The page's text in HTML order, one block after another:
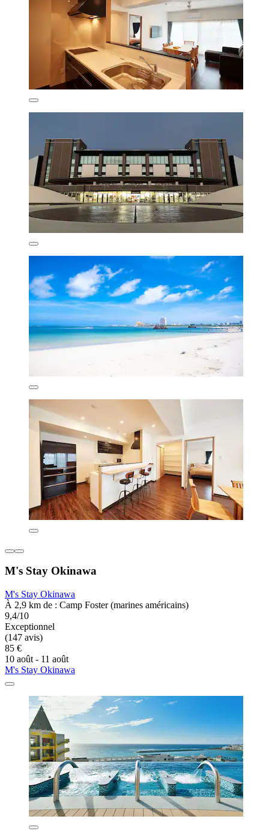
M's Stay Okinawa
M's Stay Okinawa
À 2,9 km de : Camp Foster (marines américains)
9,4/10
Exceptionnel
(147 avis)
85 €
10 août - 11 août
M's Stay Okinawa